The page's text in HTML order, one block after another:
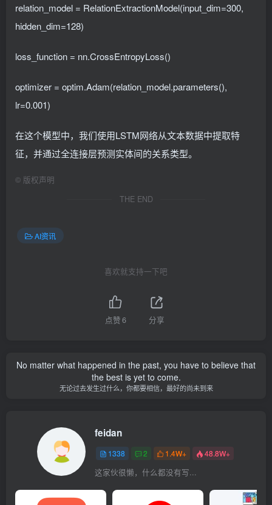
relation_model = RelationExtractionModel(input_dim=300,
hidden_dim=128)
loss_function = nn.CrossEntropyLoss()
optimizer = optim.Adam(relation_model.parameters(),
lr=0.001)
在这个模型中，我们使用LSTM网络从文本数据中提取特
征，并通过全连接层预测实体间的关系类型。
© 版权声明
THE END
AI资讯
喜欢就支持一下吧
点赞6 分享
No matter what happened in the past, you have to believe that
the best is yet to come.
无论过去发生过什么，你都要相信，最好的尚未到来
feidan
1338 2 1.4W+ 48.8W+
这家伙很懒，什么都没有写...